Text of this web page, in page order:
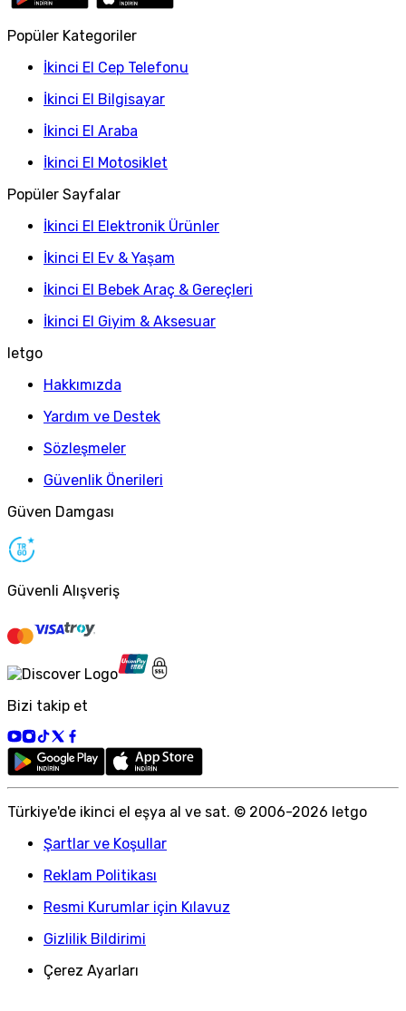
Popüler Kategoriler
İkinci El Cep Telefonu
İkinci El Bilgisayar
İkinci El Araba
İkinci El Motosiklet
Popüler Sayfalar
İkinci El Elektronik Ürünler
İkinci El Ev & Yaşam
İkinci El Bebek Araç & Gereçleri
İkinci El Giyim & Aksesuar
letgo
Hakkımızda
Yardım ve Destek
Sözleşmeler
Güvenlik Önerileri
Güven Damgası
Güvenli Alışveriş
Bizi takip et
Türkiye'de ikinci el eşya al ve sat. © 2006-2026 letgo
Şartlar ve Koşullar
Reklam Politikası
Resmi Kurumlar için Kılavuz
Gizlilik Bildirimi
Çerez Ayarları